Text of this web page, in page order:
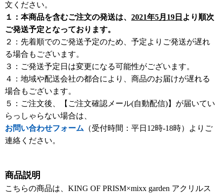
文ください。
１：本商品を含むご注文の発送は、 2021年5月19日 より順次
ご発送予定となっております。
２：先着順でのご発送予定のため、予定よりご発送が遅れ
る場合もございます。
３：ご発送予定日は変更になる可能性がございます。
４：地域や配送会社の都合により、商品のお届けが遅れる
場合もございます。
５：ご注文後、【ご注文確認メール(自動配信)】が届いてい
らっしゃらない場合は、
お問い合わせフォーム （受付時間：平日12時-18時）よりご
連絡ください。
商品説明
こちらの商品は、KING OF PRISM×mixx garden アクリルス